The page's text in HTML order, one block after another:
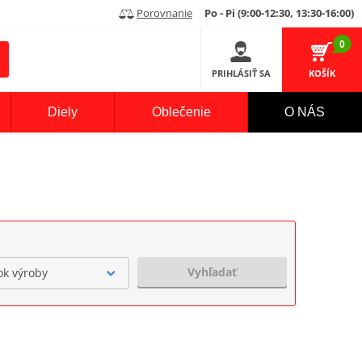
Porovnanie Po - Pi (9:00-12:30, 13:30-16:00)
PRIHLÁSIŤ SA
0
KOŠÍK
Diely Oblečenie O NÁS
výroby Vyhľadať